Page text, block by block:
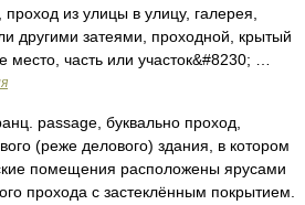
из улицы в улицу, галерея,
другими затеями, проходной, крытый
часть или участок&#8230; …
буквально проход,
(реже делового) здания, в котором
помещения расположены ярусами
прохода с застеклённым покрытием.